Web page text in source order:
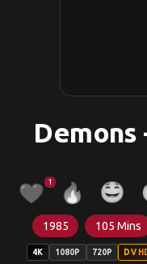
Demons
1
1985 105 Mins
4K 1080P 720P DV